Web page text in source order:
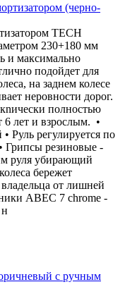
(черно-
TECH
230+180 мм
и максимально
подойдет для
на заднем колесе
неровности дорог.
полностью
лет и взрослым. •
Руль регулируется по
Грипсы резиновые -
руля убирающий
бережет
от лишней
ABEC 7 chrome -